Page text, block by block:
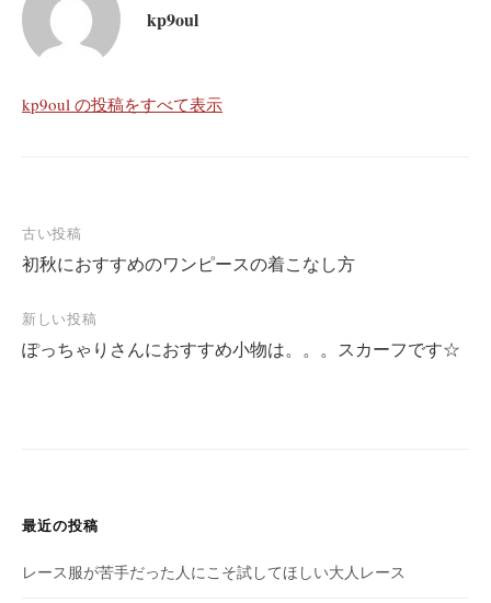
kp9oul
kp9oul の投稿をすべて表示
稿
ナ
ョ
古い投稿
初秋におすすめのワンピースの着こなし方
新しい投稿
ぽっちゃりさんにおすすめ小物は。。。スカーフです☆
最近の投稿
レース服が苦手だった人にこそ試してほしい大人レース